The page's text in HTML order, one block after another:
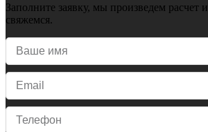
Заполните заявку, мы произведем расчет
свяжемся.